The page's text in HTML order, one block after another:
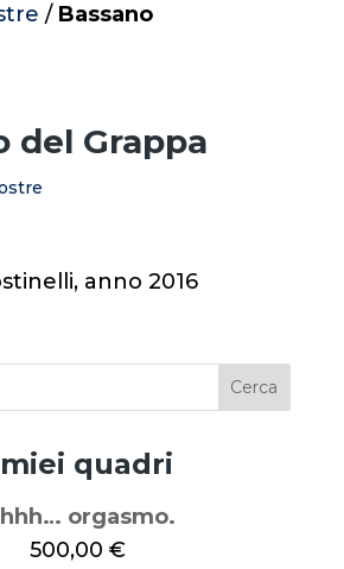
/ Bassano
del Grappa
anno 2016
quadri
orgasmo.
500,00€